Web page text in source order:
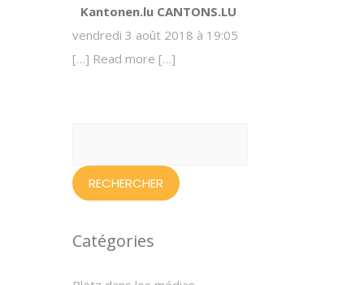
Kantonen.lu CANTONS.LU
vendredi 3 août 2018 à 19:05
[…] Read more […]
Catégories